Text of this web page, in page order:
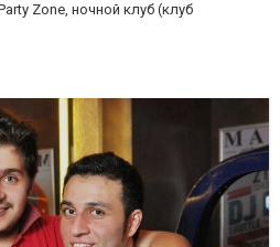
Zone, ночной клуб (клуб